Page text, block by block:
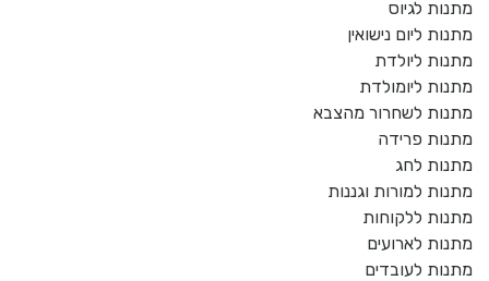
מתנות לגיוס
מתנות ליום נישואין
מתנות ליולדת
מתנות ליומולדת
מתנות לשחרור מהצבא
מתנות פרידה
מתנות לחג
מתנות למורות וגננות
מתנות ללקוחות
מתנות לארועים
מתנות לעובדים